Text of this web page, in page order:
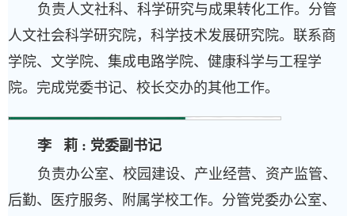
负责人文社科、科学研究与成果转化工作。分管
人文社会科学研究院，科学技术发展研究院。联系商
学院、文学院、集成电路学院、健康科学与工程学
院。完成党委书记、校长交办的其他工作。
李 莉 : 党委副书记
负责办公室、校园建设、产业经营、资产监管、
后勤、医疗服务、附属学校工作。分管党委办公室、